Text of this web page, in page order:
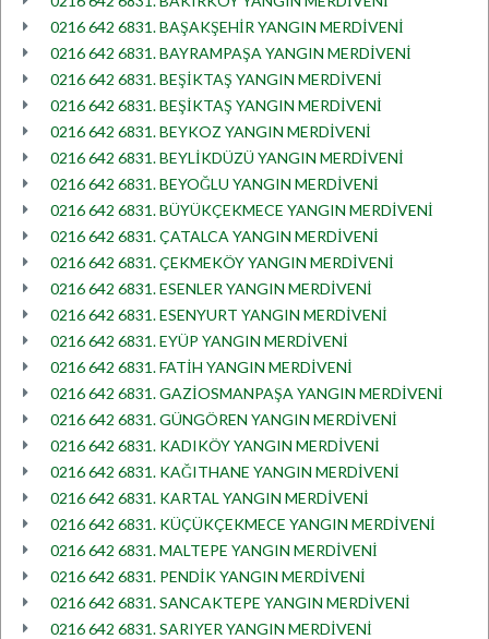
0216 642 6831. BAŞAKŞEHİR YANGIN MERDİVENİ
0216 642 6831. BAYRAMPAŞA YANGIN MERDİVENİ
0216 642 6831. BEŞİKTAŞ YANGIN MERDİVENİ
0216 642 6831. BEŞİKTAŞ YANGIN MERDİVENİ
0216 642 6831. BEYKOZ YANGIN MERDİVENİ
0216 642 6831. BEYLİKDÜZÜ YANGIN MERDİVENİ
0216 642 6831. BEYOĞLU YANGIN MERDİVENİ
0216 642 6831. BÜYÜKÇEKMECE YANGIN MERDİVENİ
0216 642 6831. ÇATALCA YANGIN MERDİVENİ
0216 642 6831. ÇEKMEKÖY YANGIN MERDİVENİ
0216 642 6831. ESENLER YANGIN MERDİVENİ
0216 642 6831. ESENYURT YANGIN MERDİVENİ
0216 642 6831. EYÜP YANGIN MERDİVENİ
0216 642 6831. FATİH YANGIN MERDİVENİ
0216 642 6831. GAZİOSMANPAŞA YANGIN MERDİVENİ
0216 642 6831. GÜNGÖREN YANGIN MERDİVENİ
0216 642 6831. KADIKÖY YANGIN MERDİVENİ
0216 642 6831. KAĞITHANE YANGIN MERDİVENİ
0216 642 6831. KARTAL YANGIN MERDİVENİ
0216 642 6831. KÜÇÜKÇEKMECE YANGIN MERDİVENİ
0216 642 6831. MALTEPE YANGIN MERDİVENİ
0216 642 6831. PENDİK YANGIN MERDİVENİ
0216 642 6831. SANCAKTEPE YANGIN MERDİVENİ
0216 642 6831. SARIYER YANGIN MERDİVENİ